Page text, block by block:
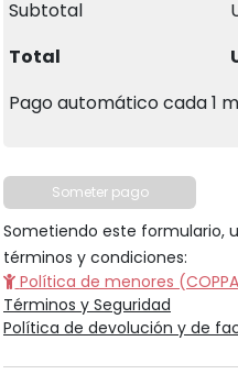
Subtotal
Total
Pago automático cada1
Someter pago
Sometiendo este formulario,
términos y condiciones:
Política de menores
Términos y Seguridad
Política de devolución y de